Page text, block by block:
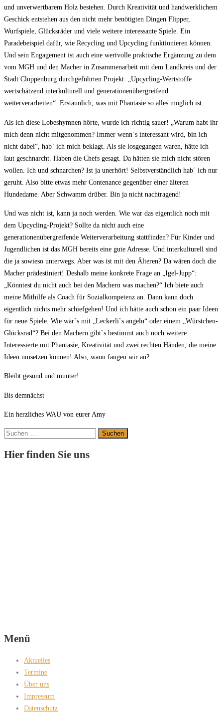
und unverwertbarem Holz bestehen. Durch Kreativität und handwerklichem
Geschick entstehen aus den nicht mehr benötigten Dingen Flipper,
Wurfspiele, Glücksräder und viele weitere interessante Spiele. Ein
Paradebeispiel dafür, wie Recycling und Upcycling funktionieren können.
Und sein Engagement ist auch eine wertvolle praktische Ergänzung zu dem
vom MGH und den Macher in Zusammenarbeit mit dem Landkreis und der
Stadt Cloppenburg durchgeführten Projekt: „Upcycling-Wertstoffe
wertschätzend interkulturell und generationenübergreifend
weiterverarbeiten“. Erstaunlich, was mit Phantasie so alles möglich ist.
Als ich diese Lobeshymnen hörte, wurde ich richtig sauer! „Warum habt ihr
mich denn nicht mitgenommen? Immer wenn`s interessant wird, bin ich
nicht dabei“, hab` ich mich beklagt. Als sie losgegangen waren, hätte ich
laut geschnarcht. Haben die Chefs gesagt. Da hätten sie mich nicht stören
wollen. Ich und schnarchen? Ist ja unerhört! Selbstverständlich hab´ ich nur
geruht. Also bitte etwas mehr Contenance gegenüber einer älteren
Hundedame. Aber Schwamm drüber. Bin ja nicht nachtragend!
Und was nicht ist, kann ja noch werden. Wie war das eigentlich noch mit
dem Upcycling-Projekt? Sollte da nicht auch eine
generationenübergreifende Weiterverarbeitung stattfinden? Für Kinder und
Jugendlichen ist das MGH bereits eine gute Adresse. Und interkulturell sind
die ja sowieso unterwegs. Aber was ist mit den Älteren? Da wären doch die
Macher prädestiniert! Deshalb meine konkrete Frage an „Igel-Jupp“:
„Könntest du nicht auch bei den Machern was machen?“ Ich biete auch
meine Mithilfe als Coach für Sozialkompetenz an. Dann kann doch
eigentlich nichts mehr schiefgehen! Und ich hätte auch schon ein paar Ideen
für neue Spiele. Wie wär`s mit „Leckerli`s angeln“ oder einem „Würstchen-
Glücksrad“? Bei den Machern gibt`s bestimmt auch noch weitere
Interessierte mit Phantasie, Kreativität und zwei rechten Händen, die meine
Ideen umsetzen können! Also, wann fangen wir an?
Bleibt gesund und munter!
Bis demnächst
Ein herzliches WAU von eurer Amy
Suchen
Hier finden Sie uns
Menü
Aktuelles
Termine
Über uns
Impressum
Datenschutz